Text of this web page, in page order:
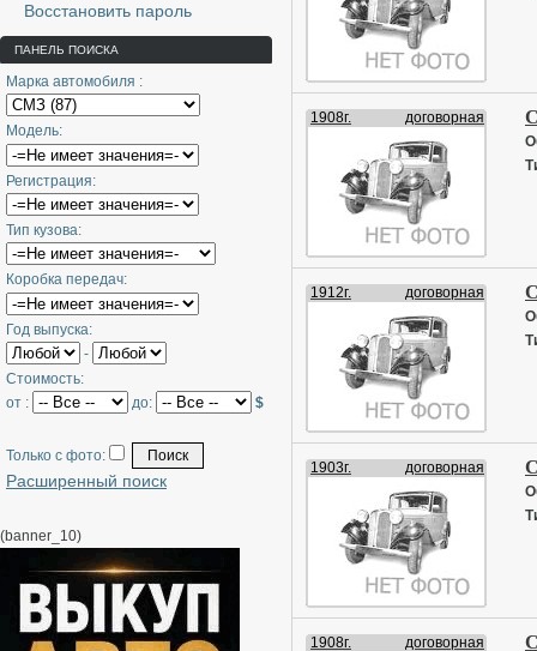
Восстановить пароль
ПАНЕЛЬ ПОИСКА
Марка автомобиля :
Модель:
Регистрация:
Тип кузова:
Коробка передач:
Год выпуска:
-
Стоимость:
от :
до: $
Только с фото:
Расширенный поиск
(banner_10)
1908г. договорная
1912г. договорная
1903г. договорная
1908г. договорная